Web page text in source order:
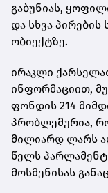
გაბუნიას,
და სხვა პირების
ობიექტზე.
ირაკლი
ინფორმაციით,
ფონდის 214
პრობლემურია,
მილიარდ ლარს
წელს
მოსმენისას